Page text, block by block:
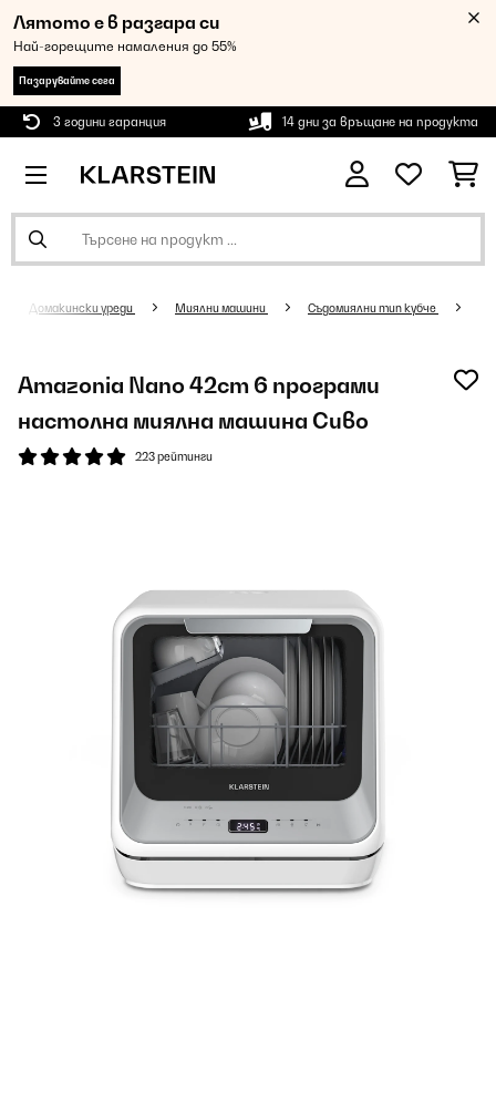
Лятото е в разгара си
Най-горещите намаления до 55%
Пазарувайте сега
3 години гаранция 14 дни за връщане на продукта
Домакински уреди Миялни машини Съдомиялни тип кубче
Amazonia Nano 42cm 6 програми
настолна миялна машина Сиво
223 рейтинги